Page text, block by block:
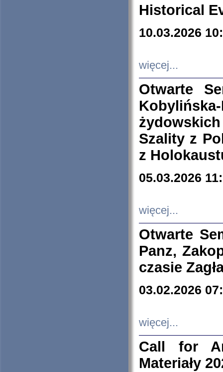
Historical
10.03.2026
więcej...
Otwarte
Szality z
z
05.03.2026
więcej...
Otwarte
Panz,
czasie
03.02.2026
więcej...
Call for
Materiały